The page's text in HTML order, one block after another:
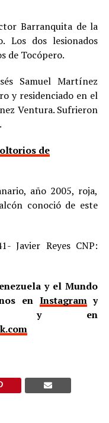
Barranquita de la
Los dos lesionados
de Tocópero.
Samuel Martínez
y residenciado en el
Ventura. Sufrieron
de
año 2005, roja,
conoció de este
Javier Reyes CNP:
y el Mundo
en Instagramy
en